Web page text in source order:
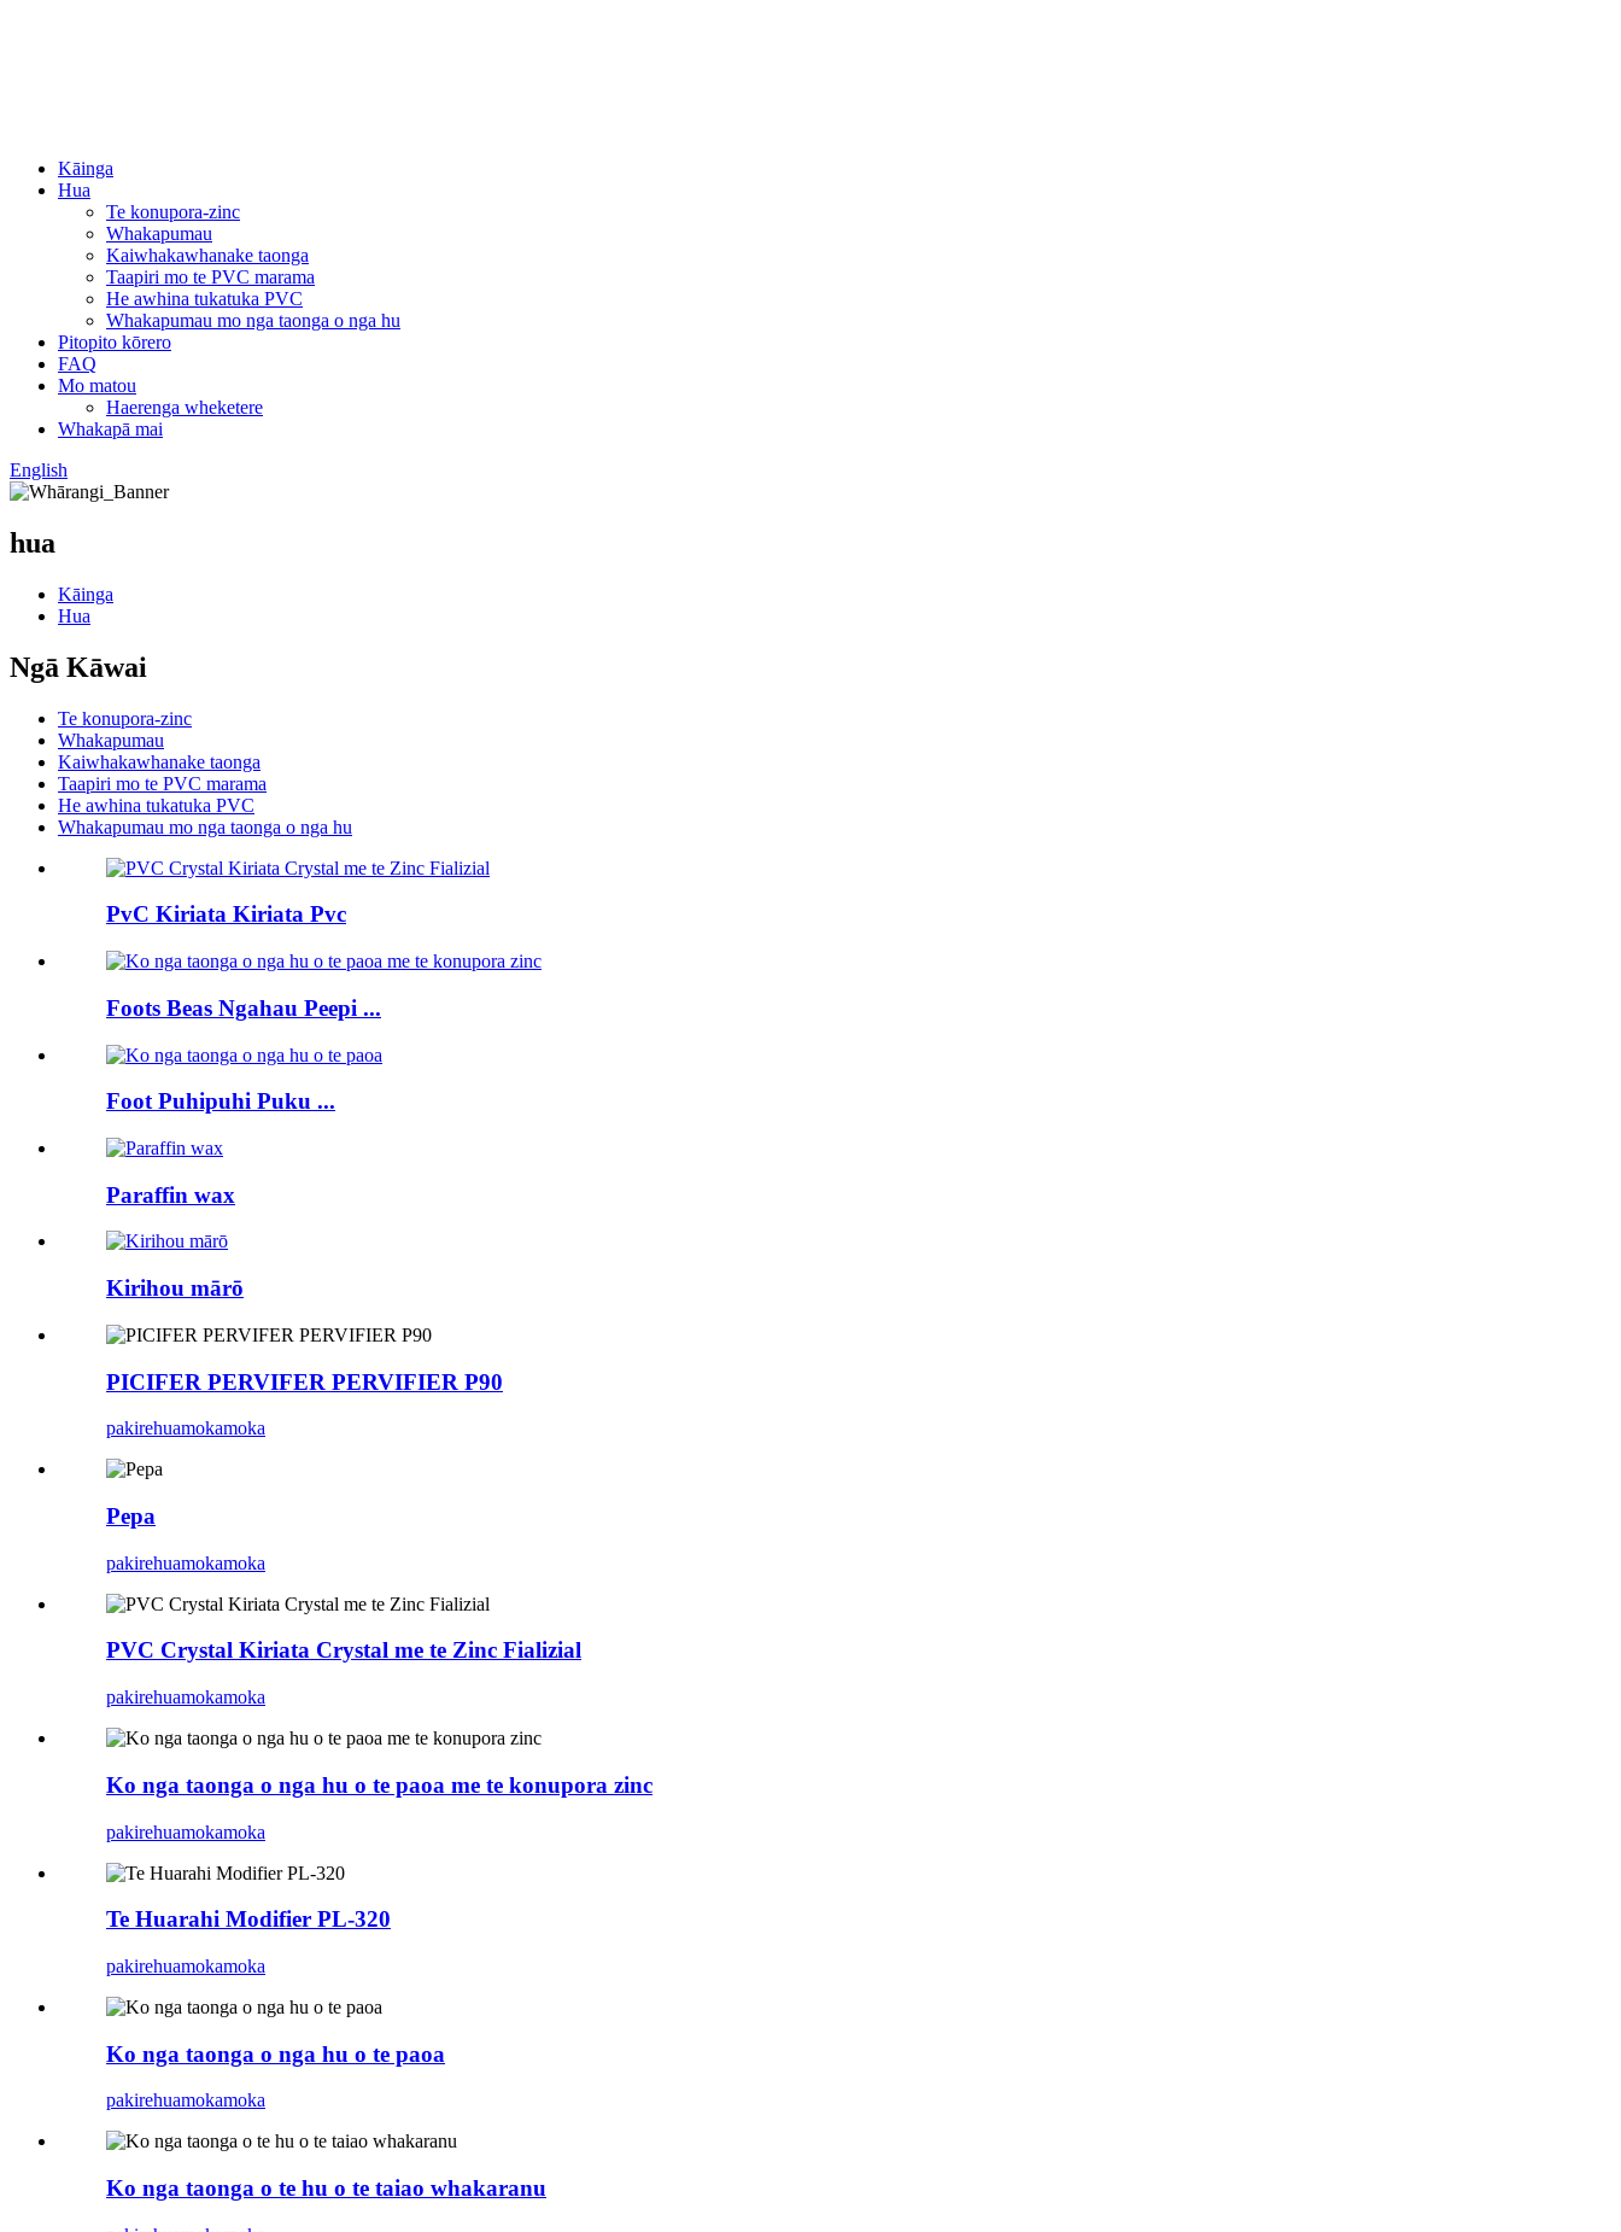
Kāinga
Hua
Te konupora-zinc
Whakapumau
Kaiwhakawhanake taonga
Taapiri mo te PVC marama
He awhina tukatuka PVC
Whakapumau mo nga taonga o nga hu
Pitopito kōrero
FAQ
Mo matou
Haerenga wheketere
Whakapā mai
English
hua
Kāinga
Hua
Ngā Kāwai
Te konupora-zinc
Whakapumau
Kaiwhakawhanake taonga
Taapiri mo te PVC marama
He awhina tukatuka PVC
Whakapumau mo nga taonga o nga hu
PvC Kiriata Kiriata Pvc
Foots Beas Ngahau Peepi ...
Foot Puhipuhi Puku ...
Paraffin wax
Kirihou mārō
PICIFER PERVIFER PERVIFIER P90
pakirehuamokamoka
Pepa
pakirehuamokamoka
PVC Crystal Kiriata Crystal me te Zinc Fializial
pakirehuamokamoka
Ko nga taonga o nga hu o te paoa me te konupora zinc
pakirehuamokamoka
Te Huarahi Modifier PL-320
pakirehuamokamoka
Ko nga taonga o nga hu o te paoa
pakirehuamokamoka
Ko nga taonga o te hu o te taiao whakaranu